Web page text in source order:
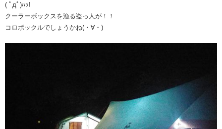
( ﾟдﾟ)ﾊｯ!
クーラーボックスを漁る盗っ人が！！
コロボックルでしょうかね(・∀・)